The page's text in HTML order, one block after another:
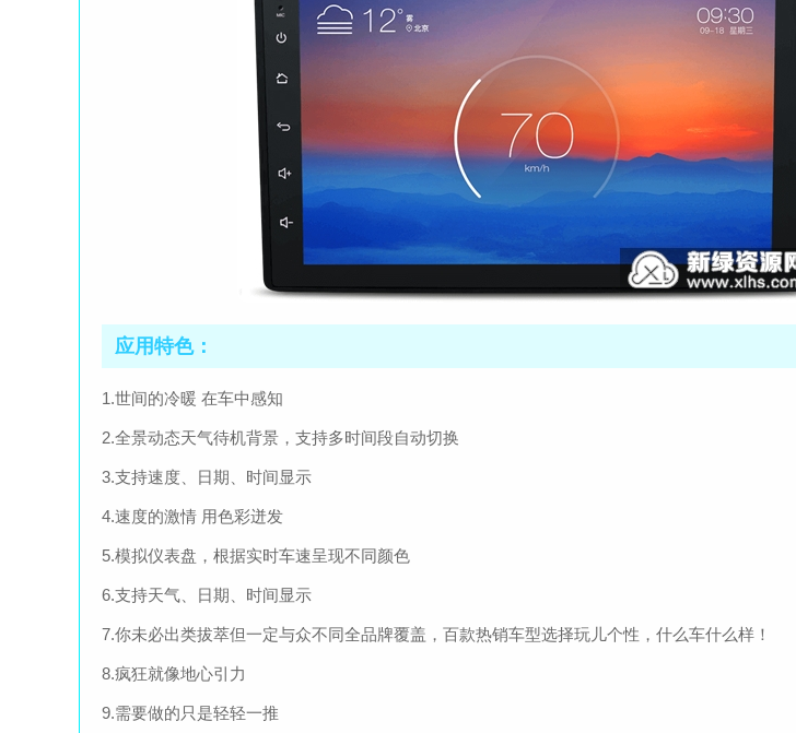
应用特色：
1.世间的冷暖 在车中感知
2.全景动态天气待机背景，支持多时间段自动切换
3.支持速度、日期、时间显示
4.速度的激情 用色彩迸发
5.模拟仪表盘，根据实时车速呈现不同颜色
6.支持天气、日期、时间显示
7.你未必出类拔萃但一定与众不同全品牌覆盖，百款热销车型选择玩儿个性，什么车什么样！
8.疯狂就像地心引力
9.需要做的只是轻轻一推